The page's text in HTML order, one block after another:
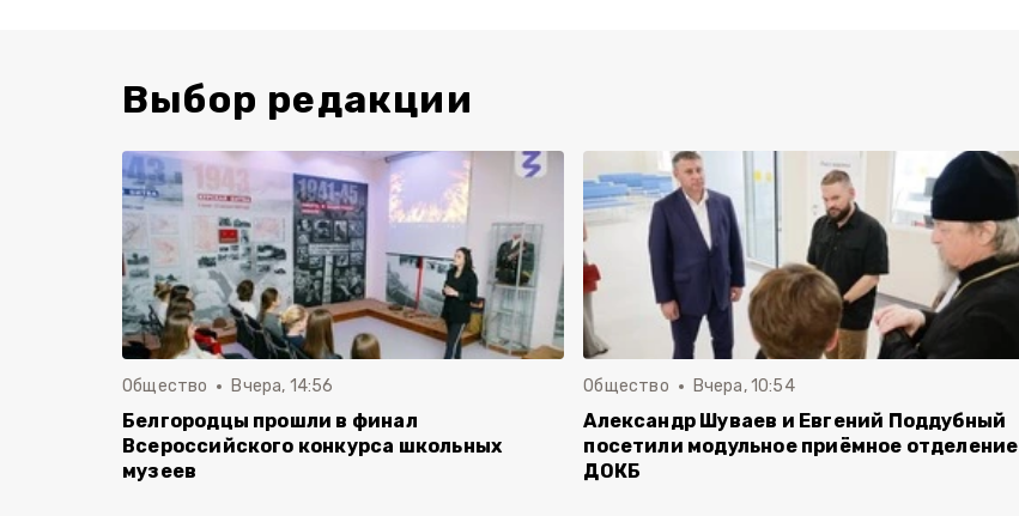
Выбор редакции
Общество Вчера, 14:56
Белгородцы прошли в финал
Всероссийского конкурса школьных
музеев
Общество Вчера, 10:54
Александр Шуваев и Евгений Поддубный
посетили модульное приёмное отделение
ДОКБ